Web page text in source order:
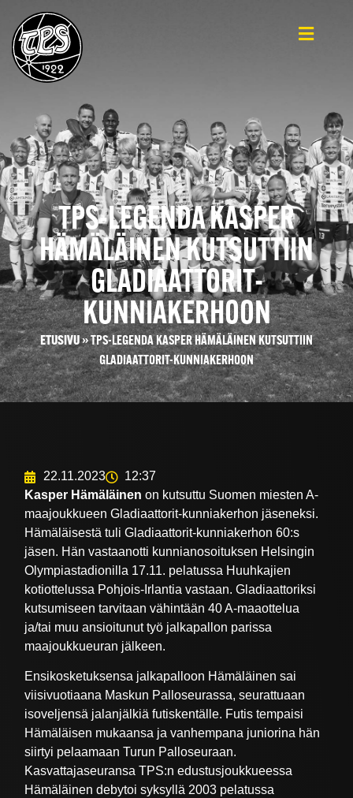
TPS-LEGENDA KASPER
HÄMÄLÄINEN KUTSUTTIIN
GLADIAATTORIT-
KUNNIAKERHOON
ETUSIVU»TPS-LEGENDA KASPER HÄMÄLÄINEN KUTSUTTIIN
GLADIAATTORIT-KUNNIAKERHOON
22.11.2023
12:37
Kasper Hämäläinen on kutsuttu Suomen miesten A-
maajoukkueen Gladiaattorit-kunniakerhon jäseneksi.
Hämäläisestä tuli Gladiaattorit-kunniakerhon 60:s
jäsen. Hän vastaanotti kunnianosoituksen Helsingin
Olympiastadionilla 17.11. pelatussa Huuhkajien
kotiottelussa Pohjois-Irlantia vastaan. Gladiaattoriksi
kutsumiseen tarvitaan vähintään 40 A-maaottelua
ja/tai muu ansioitunut työ jalkapallon parissa
maajoukkueuran jälkeen.
Ensikosketuksensa jalkapalloon Hämäläinen sai
viisivuotiaana Maskun Palloseurassa, seurattuaan
isoveljensä jalanjälkiä futiskentälle. Futis tempaisi
Hämäläisen mukaansa ja vanhempana juniorina hän
siirtyi pelaamaan Turun Palloseuraan.
Kasvattajaseuransa TPS:n edustusjoukkueessa
Hämäläinen debytoi syksyllä 2003 pelatussa